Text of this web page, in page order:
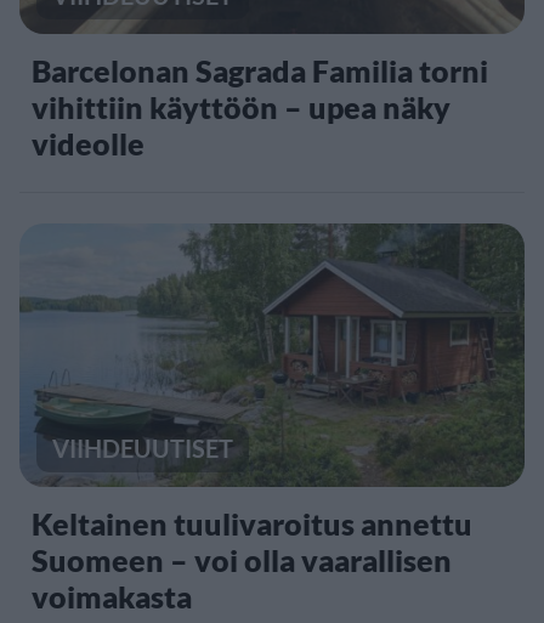
Barcelonan Sagrada Familia torni
vihittiin käyttöön – upea näky
videolle
VIIHDEUUTISET
Keltainen tuulivaroitus annettu
Suomeen – voi olla vaarallisen
voimakasta